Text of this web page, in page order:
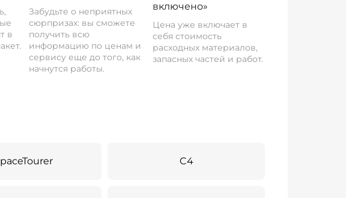
в
Забудьте о неприятных
сюрпризах: вы сможете
получить всю
информацию по ценам и
сервису еще до того, как
начнутся работы.
включено»
Цена уже включает в
себя стоимость
расходных материалов,
запасных частей и работ.
C4